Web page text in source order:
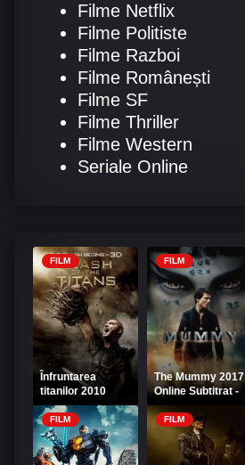
Filme Netflix
Filme Politiste
Filme Razboi
Filme Românești
Filme SF
Filme Thriller
Filme Western
Seriale Online
FILM
Înfruntarea
titanilor 2010
Online Subtitrat
FILM
The Mummy 2017
Online Subtitrat -
Mumia
FILM FILM